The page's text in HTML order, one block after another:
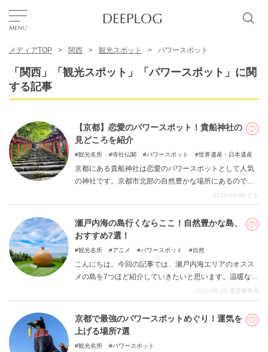
TOP
エリア
カテゴリー
USD
プライバシーポリシー
お問い合わせ
メディアTOP 関西 観光スポット パワースポット
「関西」「観光スポット」「パワースポット」に関
する記事
【京都】恋愛のパワースポット！貴船神社の
見どころを紹介
観光名所 寺社仏閣 パワースポット 世界遺産・日本遺産
京都にある貴船神社は恋愛のパワースポットとして人気
の神社です。京都市北部の自然豊かな場所にあるので、
ゆっくりと散策も楽しめます。貴船神社の魅力だけでな
く、見どころやアクセスも紹介します。恋愛運アップを
お願いしに、貴船神社に行ってみましょう。
2024-08-08 とも
瀬戸内海の島行くならここ！自然豊かな島、
おすすめ7選！
観光名所 アニメ パワースポット 自然
こんにちは。今回の記事では、瀬戸内海エリアのオスス
メの島を7つほど紹介していきたいと思います。温暖な海
となっている瀬戸内海は非常に多くの島に恵まれ、豊か
な自然を堪能させてくれます。観光客の方から地元の方
まで、幅広くおすすめされる開放的な時間。そんなスポ
ットを堪能し、素敵なひと時を過ごしていただければと
2022-08-23 運営事務局
京都で最強のパワースポットめぐり！運気を
上げる場所7選
観光名所 パワースポット